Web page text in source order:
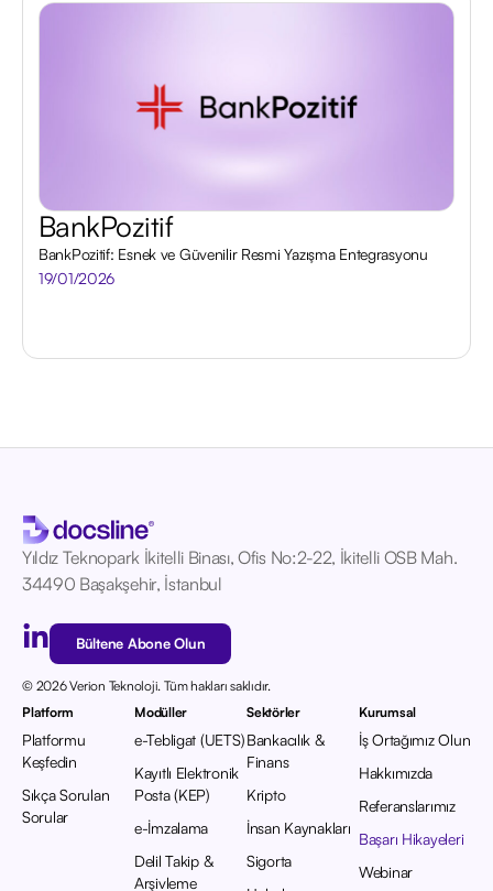
BankPozitif
BankPozitif: Esnek ve Güvenilir Resmi Yazışma Entegrasyonu
19/01/2026
Yıldız Teknopark İkitelli Binası, Ofis No:2-22, İkitelli OSB Mah.
34490 Başakşehir, İstanbul
Bültene Abone Olun
© 2026 Verion Teknoloji. Tüm hakları saklıdır.
Platform
Platformu
Keşfedin
Sıkça Sorulan
Sorular
Modüller
e-Tebligat (UETS)
Kayıtlı Elektronik
Posta (KEP)
e-İmzalama
Delil Takip &
Arşivleme
Sektörler
Bankacılık &
Finans
Kripto
İnsan Kaynakları
Sigorta
Kurumsal
İş Ortağımız Olun
Hakkımızda
Referanslarımız
Başarı Hikayeleri
Webinar